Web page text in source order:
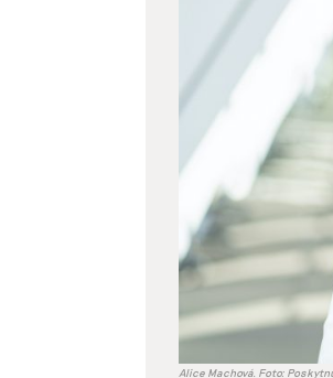
Alice Machová. Foto: